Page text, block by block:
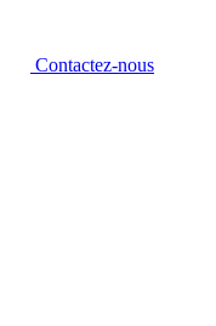
Contactez-nous